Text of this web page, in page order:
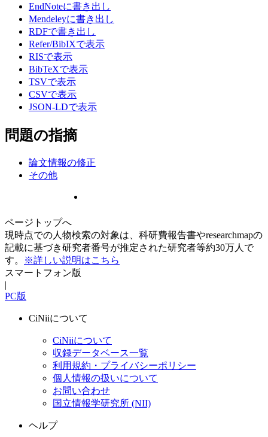
EndNoteに書き出し
Mendeleyに書き出し
RDFで書き出し
Refer/BibIXで表示
RISで表示
BibTeXで表示
TSVで表示
CSVで表示
JSON-LDで表示
問題の指摘
論文情報の修正
その他
ページトップへ
現時点での人物検索の対象は、科研費報告書やresearchmapの
記載に基づき研究者番号が推定された研究者等約30万人で
す。
※詳しい説明はこちら
スマートフォン版
|
PC版
CiNiiについて
CiNiiについて
収録データベース一覧
利用規約・プライバシーポリシー
個人情報の扱いについて
お問い合わせ
国立情報学研究所 (NII)
ヘルプ